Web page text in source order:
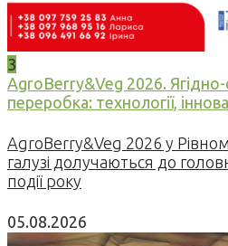
3
AgroBerry&Veg 2026. Ягідно-
переробка: технології,
AgroBerry&Veg 2026 у
галузі долучаються до
події року
05.08.2026